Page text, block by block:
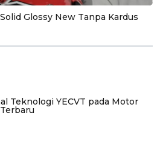
Glossy New Tanpa Kardus
Teknologi YECVT pada Motor